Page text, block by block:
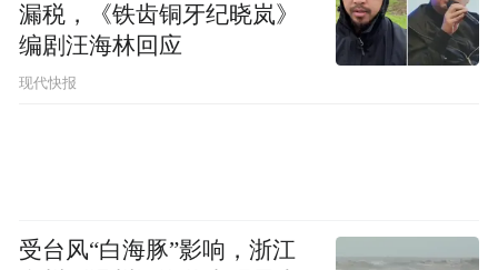
漏税，《铁齿铜牙纪晓岚》
编剧汪海林回应
现代快报
受台风“白海豚”影响，浙江